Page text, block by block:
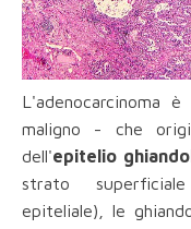
L'adenocarcinoma
maligno - che
dell'epitelio
strato
epiteliale), le